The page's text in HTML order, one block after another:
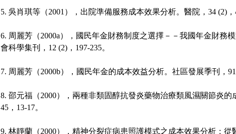
5. 吳肖琪等（2001），出院準備服務成本效果分析。醫院，34 (2)，
6. 周麗芳（2000a），國民年金財務制度之選擇－－我國年金財務
會科學集刊，12 (2)，197-235。
7. 周麗芳（2000b），國民年金的成本效益分析。社區發展季刊，91
8. 邵元福（2000），兩種非類固醇抗發炎藥物治療類風濕關節炎的
45，13-17。
9. 林靜蘭（2000），精神分裂症病患照護模式之成本效果分析：